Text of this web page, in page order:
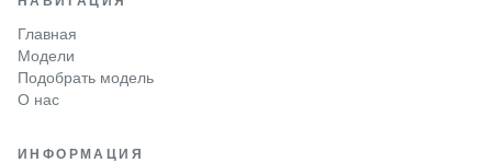
Главная
Модели
Подобрать модель
О нас
ИНФОРМАЦИЯ